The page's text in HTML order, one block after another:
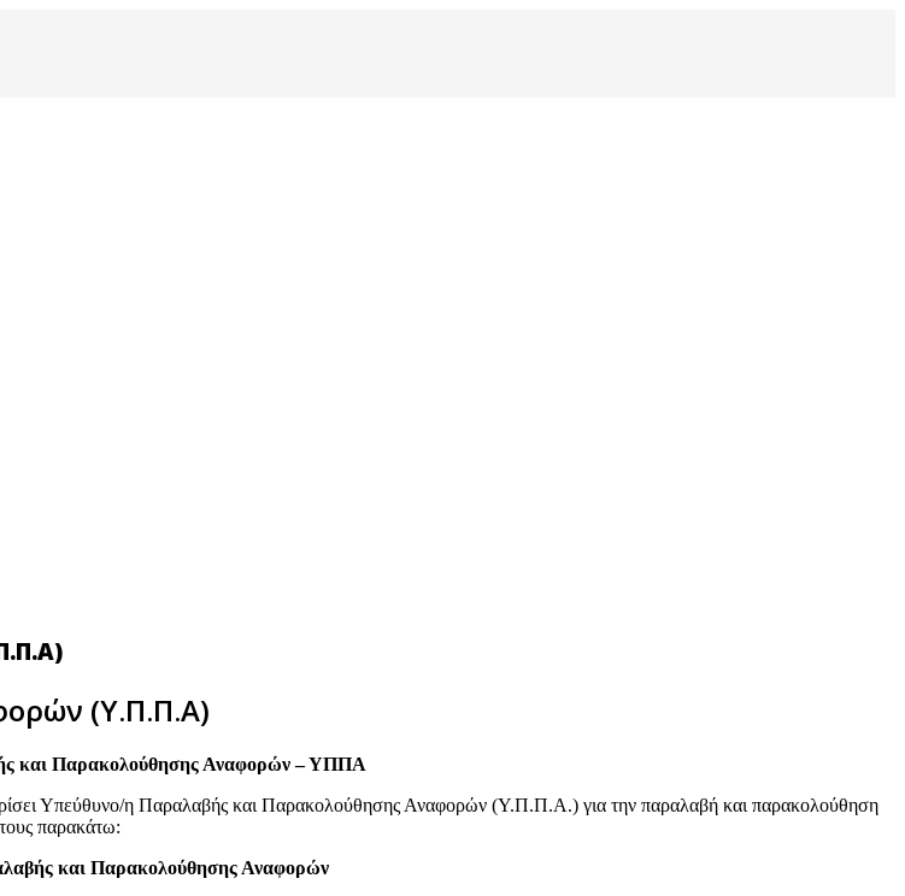
(Υ.Π.Π.Α)
και Παρακολούθησης Αναφορών – ΥΠΠΑ
Υπεύθυνο/η Παραλαβής και Παρακολούθησης Αναφορών (Υ.Π.Π.Α.) για την παραλαβή και παρακολούθηση
παρακάτω:
και Παρακολούθησης Αναφορών